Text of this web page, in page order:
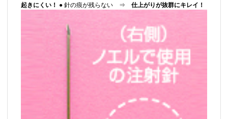
起きにくい！
● 針の痕が残らない ⇒ 仕上がりが抜群にキレイ！